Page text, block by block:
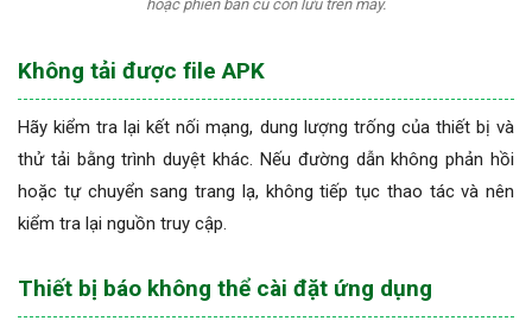
hoặc phiên bản cũ còn lưu trên máy.
Không tải được file APK
Hãy kiểm tra lại kết nối mạng, dung lượng trống của thiết bị và
thử tải bằng trình duyệt khác. Nếu đường dẫn không phản hồi
hoặc tự chuyển sang trang lạ, không tiếp tục thao tác và nên
kiểm tra lại nguồn truy cập.
Thiết bị báo không thể cài đặt ứng dụng